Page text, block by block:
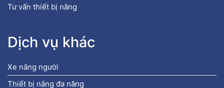
Tư vấn thiết bị nâng
Dịch vụ khác
Xe nâng người
Thiết bị nâng đa năng